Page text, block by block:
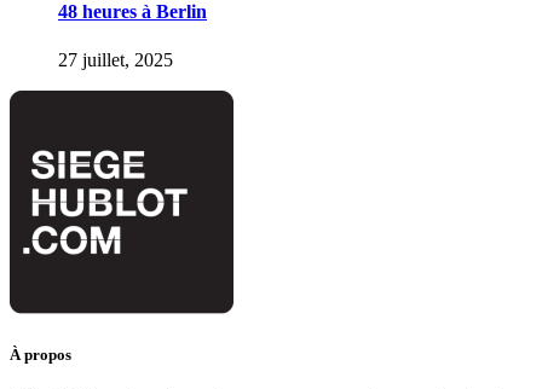
48 heures à Berlin
27 juillet, 2025
À propos